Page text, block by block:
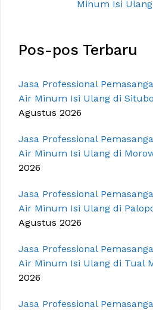
Pos-pos Terbaru
Jasa Professional
Air Minum Isi Ulang di
Agustus 2026
Jasa Professional
Air Minum Isi Ulang di
2026
Jasa Professional
Air Minum Isi Ulang di
Agustus 2026
Jasa Professional
Air Minum Isi Ulang di Tual
2026
Jasa Professional